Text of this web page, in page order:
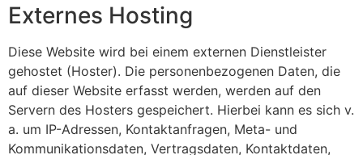
Externes Hosting
Diese Website wird bei einem externen Dienstleister
gehostet (Hoster). Die personenbezogenen Daten, die
auf dieser Website erfasst werden, werden auf den
Servern des Hosters gespeichert. Hierbei kann es sich v.
a. um IP-Adressen, Kontaktanfragen, Meta- und
Kommunikationsdaten, Vertragsdaten, Kontaktdaten,